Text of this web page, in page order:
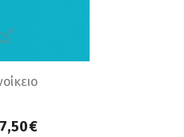
7,50€